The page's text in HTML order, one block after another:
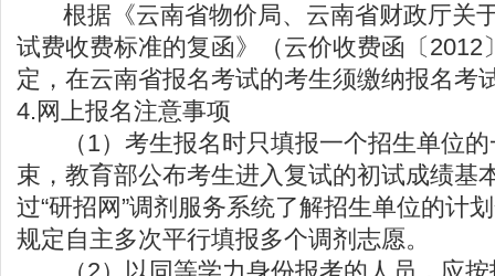
根据《云南省物价局、云南省财政厅关
试费收费标准的复函》（云价收费函〔2012
定，在云南省报名考试的考生须缴纳报名考
4.网上报名注意事项
（1）考生报名时只填报一个招生单位的
束，教育部公布考生进入复试的初试成绩基
过“研招网”调剂服务系统了解招生单位的计
规定自主多次平行填报多个调剂志愿。